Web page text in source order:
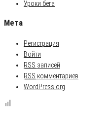
Уроки бега
Мета
Регистрация
Войти
RSS записей
RSS комментариев
WordPress.org